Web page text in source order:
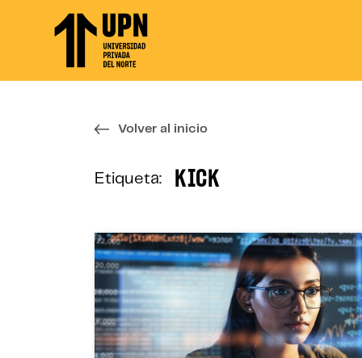
Volver al inicio
Etiqueta: KICK